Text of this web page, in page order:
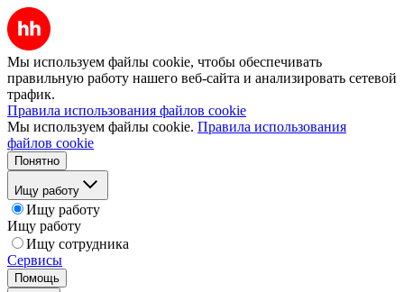
Мы используем файлы cookie, чтобы обеспечивать
правильную работу нашего веб-сайта и анализировать сетевой
трафик.
Правила использования файлов cookie
Мы используем файлы cookie. Правила использования
файлов cookie
Понятно
Ищу работу
Ищу работу
Ищу работу
Ищу сотрудника
Сервисы
Помощь